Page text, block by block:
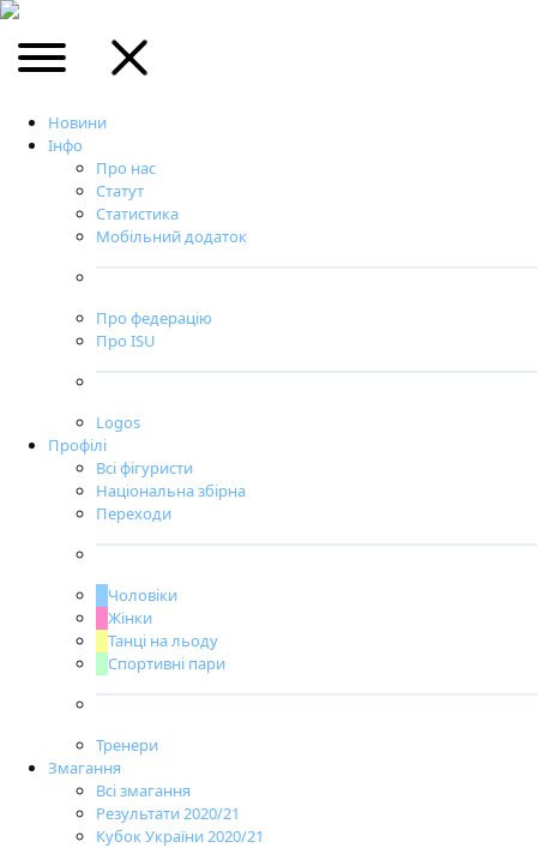
Новини
Інфо
Про нас
Статут
Статистика
Мобільний додаток
Про федерацію
Про ISU
Logos
Профілі
Всі фігуристи
Національна збірна
Переходи
Чоловіки
Жінки
Танці на льоду
Спортивні пари
Тренери
Змагання
Всі змагання
Результати 2020/21
Кубок України 2020/21